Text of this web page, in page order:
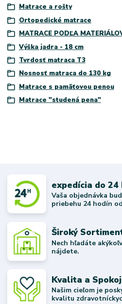
Matrace a rošty
Ortopedické matrace
MATRACE PODĽA
Výška jadra - 18 cm
Tvrdosť matraca T3
Nosnosť matraca do 130 kg
Matrace s pamäťovou penou
Matrace "studená pena"
expedícia do 24
Vaša objednávka
priebehu 24 hodín
Široký
Nech hľadáte
nájdete.
Kvalita a
Našim cieľom je
kvalitu